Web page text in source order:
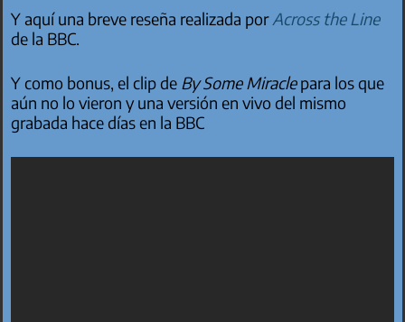
Y aquí una breve reseña realizada porAcross the Line
de la BBC.
Y como bonus, el clip de By Some Miraclepara los que
aún no lo vieron y una versión en vivo del mismo
grabada hace días en la BBC